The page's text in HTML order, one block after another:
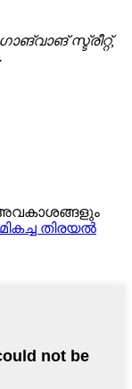
സ്ട്രീറ്റ്,
അവകാശങ്ങളും
മികച്ച തിരയൽ